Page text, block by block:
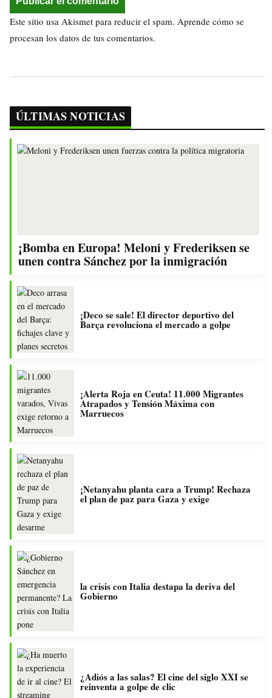
Este sitio usa Akismet para reducir el spam. Aprende cómo se
procesan los datos de tus comentarios.
ÚLTIMAS NOTICIAS
¡Bomba en Europa! Meloni y Frederiksen se
unen contra Sánchez por la inmigración
¡Deco se sale! El director deportivo del
Barça revoluciona el mercado a golpe
¡Alerta Roja en Ceuta! 11.000 Migrantes
Atrapados y Tensión Máxima con
Marruecos
¡Netanyahu planta cara a Trump! Rechaza
el plan de paz para Gaza y exige
la crisis con Italia destapa la deriva del
Gobierno
¿Adiós a las salas? El cine del siglo XXI se
reinventa a golpe de clic